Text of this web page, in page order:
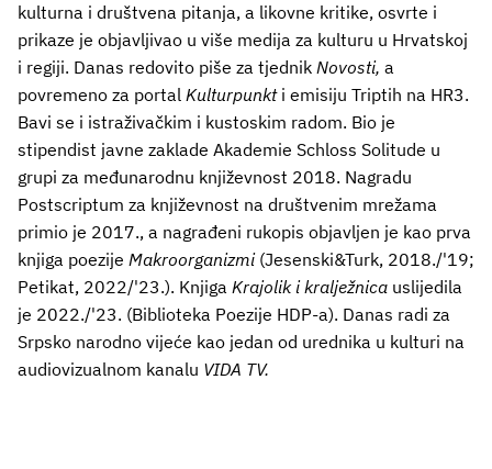
kulturna i društvena pitanja, a likovne kritike, osvrte i
prikaze je objavljivao u više medija za kulturu u Hrvatskoj
i regiji. Danas redovito piše za tjednik Novosti, a
povremeno za portal Kulturpunkti emisiju Triptih na HR3.
Bavi se i istraživačkim i kustoskim radom. Bio je
stipendist javne zaklade Akademie Schloss Solitude u
grupi za međunarodnu književnost 2018. Nagradu
Postscriptum za književnost na društvenim mrežama
primio je 2017., a nagrađeni rukopis objavljen je kao prva
knjiga poezije Makroorganizmi(Jesenski&Turk, 2018./'19;
Petikat, 2022/'23.). Knjiga Krajolik i kralježnica uslijedila
je 2022./'23. (Biblioteka Poezije HDP-a). Danas radi za
Srpsko narodno vijeće kao jedan od urednika u kulturi na
audiovizualnom kanalu VIDA TV.